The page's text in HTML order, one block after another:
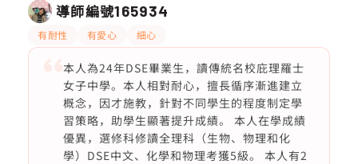
導師編號165934
有耐性 有愛心 細心
本人為24年DSE畢業生，讀傳統名校庇理羅士
女子中學。本人相對耐心，擅長循序漸進建立
概念，因才施教，針對不同學生的程度制定學
習策略，助學生顯著提升成績。 本人在學成績
優異，選修科修讀全理科（生物、物理和化
學）DSE中文、化學和物理考獲5級。 本人有2